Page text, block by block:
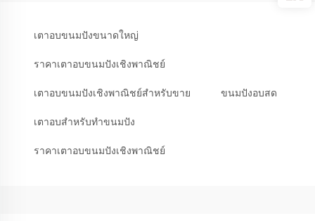
เตาอบขนมปังขนาดใหญ่
ราคาเตาอบขนมปังเชิงพาณิชย์
เตาอบขนมปังเชิงพาณิชย์สำหรับขาย ขนมปังอบสด
เตาอบสำหรับทำขนมปัง
ราคาเตาอบขนมปังเชิงพาณิชย์